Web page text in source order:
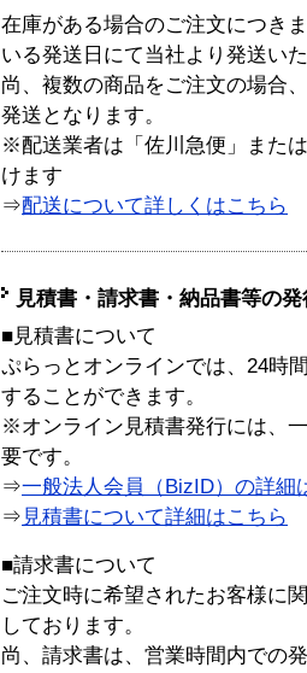
在庫がある場合のご注文につき
いる発送日にて当社より発送い
尚、複数の商品をご注文の場合
発送となります。
※配送業者は「佐川急便」また
けます
⇒配送について詳しくはこちら
見積書・請求書・納品書等の
■見積書について
ぷらっとオンラインでは、24時
することができます。
※オンライン見積書発行には、
要です。
⇒一般法人会員（BizID）の詳細
⇒ 見積書について詳細はこちら
■請求書について
ご注文時に希望されたお客様に
しております。
尚、請求書は、営業時間内での